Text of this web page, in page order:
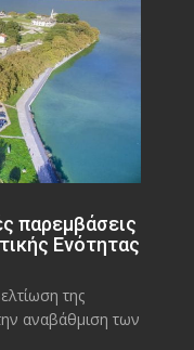
παρεμβάσεις
Ενότητας
της
αναβάθμιση των